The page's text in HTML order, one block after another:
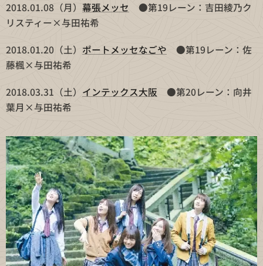
2018.01.08（月） 幕張メッセ ●第19レーン：吉田綾乃ク
リスティー×与田祐希
2018.01.20（土） ポートメッセなごや ●第19レーン：佐
藤楓×与田祐希
2018.03.31（土） インテックス大阪 ●第20レーン：向井
葉月×与田祐希